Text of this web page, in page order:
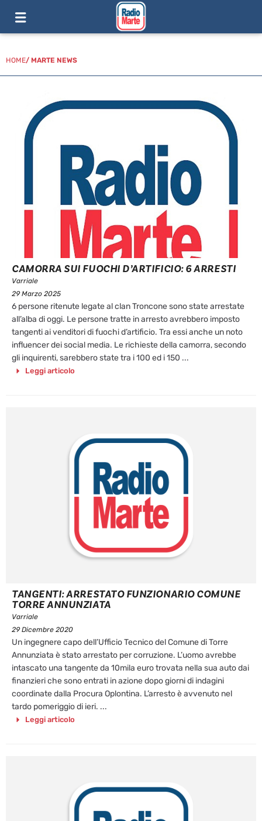
HOME/ MARTE NEWS
CAMORRA SUI FUOCHI D’ARTIFICIO: 6 ARRESTI
Varriale
29 Marzo 2025
6 persone ritenute legate al clan Troncone sono state arrestate
all’alba di oggi. Le persone tratte in arresto avrebbero imposto
tangenti ai venditori di fuochi d’artificio. Tra essi anche un noto
influencer dei social media. Le richieste della camorra, secondo
gli inquirenti, sarebbero state tra i 100 ed i 150 ...
Leggi articolo
TANGENTI: ARRESTATO FUNZIONARIO COMUNE
TORRE ANNUNZIATA
Varriale
29 Dicembre 2020
Un ingegnere capo dell’Ufficio Tecnico del Comune di Torre
Annunziata è stato arrestato per corruzione. L’uomo avrebbe
intascato una tangente da 10mila euro trovata nella sua auto dai
finanzieri che sono entrati in azione dopo giorni di indagini
coordinate dalla Procura Oplontina. L’arresto è avvenuto nel
tardo pomeriggio di ieri. ...
Leggi articolo